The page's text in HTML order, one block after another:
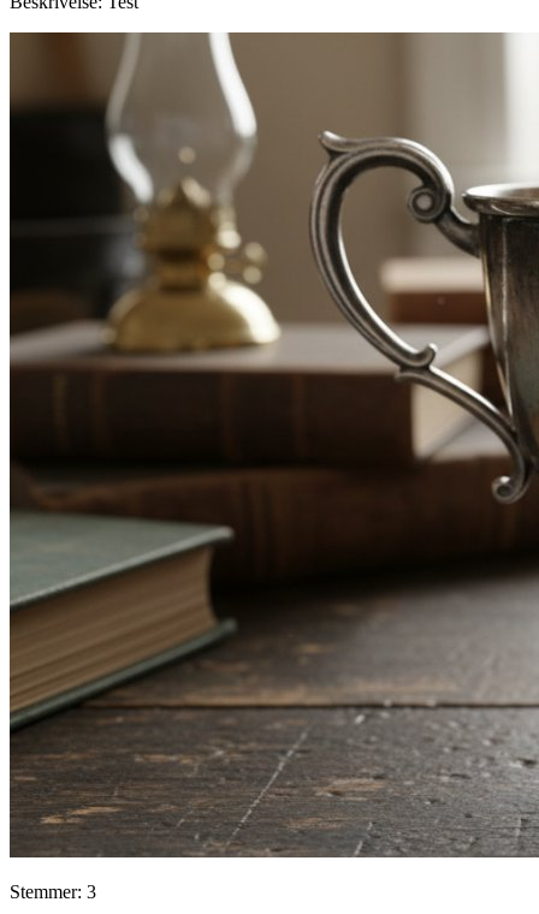
Stemmer: 3